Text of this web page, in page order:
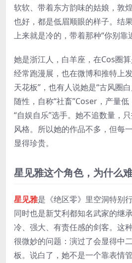
软软、带着东方韵味的姑娘，敦
也好，都是低眉顺眼的样子。结
上来就是冷的，带着那种“你别靠
她是浙江人，白羊座，在Cos圈算
经常跑漫展，也在微博和推特上
天花板”，也有人说她是“古风圈
随性，自称“社畜”Coser，产量
“自娱自乐”选手。她不追数量，
风格。所以她的作品不多，但每
显得珍贵。
星见雅这个角色，为什么
星见雅是《绝区零》里空洞特别
同时也是新艾利都知名武家的继
冷、强大、有责任感的剑客。这
很微妙的问题：演过了会显得中
板。说白了，她不是一个靠表情